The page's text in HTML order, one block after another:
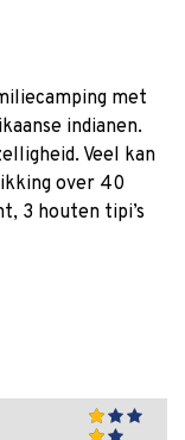
met
indianen.
Veel kan
over 40
3 houten tipi’s